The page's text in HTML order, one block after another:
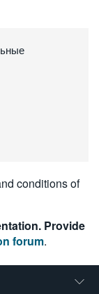
conditions of
Provide
forum.